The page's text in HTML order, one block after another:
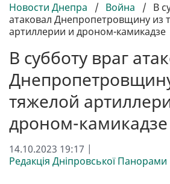
Новости Днепра / Война / В
атаковал Днепропетровщину из
артиллерии и дроном-камикадзе
В субботу враг
тяжелой
дроном-камикадзе
14.10.2023 19:17 |
Редакція Дніпровської Панорами